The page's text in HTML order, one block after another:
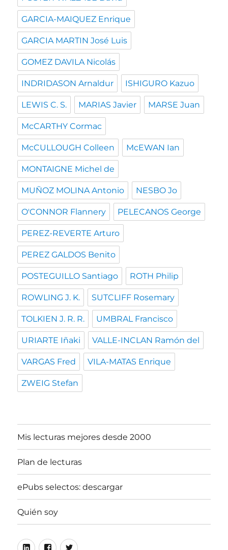
GARCIA-MAIQUEZ Enrique
GARCIA MARTIN José Luis
GOMEZ DAVILA Nicolás
INDRIDASON Arnaldur ISHIGURO Kazuo
LEWIS C. S. MARIAS Javier MARSE Juan
McCARTHY Cormac
McCULLOUGH Colleen McEWAN Ian
MONTAIGNE Michel de
MUÑOZ MOLINA Antonio NESBO Jo
O'CONNOR Flannery PELECANOS George
PEREZ-REVERTE Arturo
PEREZ GALDOS Benito
POSTEGUILLO Santiago ROTH Philip
ROWLING J. K. SUTCLIFF Rosemary
TOLKIEN J. R. R. UMBRAL Francisco
URIARTE Iñaki VALLE-INCLAN Ramón del
VARGAS Fred VILA-MATAS Enrique
ZWEIG Stefan
Mis lecturas mejores desde 2000
Plan de lecturas
ePubs selectos: descargar
Quién soy
LinkedinFacebookTwitter